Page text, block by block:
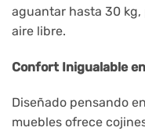
aguantar hasta 30
aire libre.
Confort Inigualable
Diseñado pensando
muebles ofrece